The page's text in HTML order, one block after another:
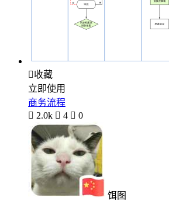
收藏
立即使用
商务流程
 2.0k  4  0
饵图